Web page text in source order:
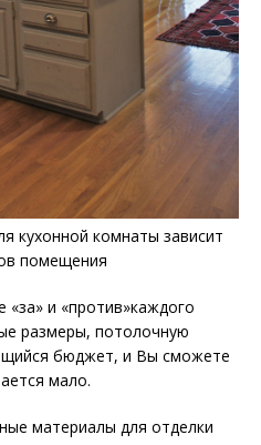
кухонной комнаты зависит
помещения
и «против»каждого
размеры, потолочную
бюджет, и Вы сможете
мало.
материалы для отделки